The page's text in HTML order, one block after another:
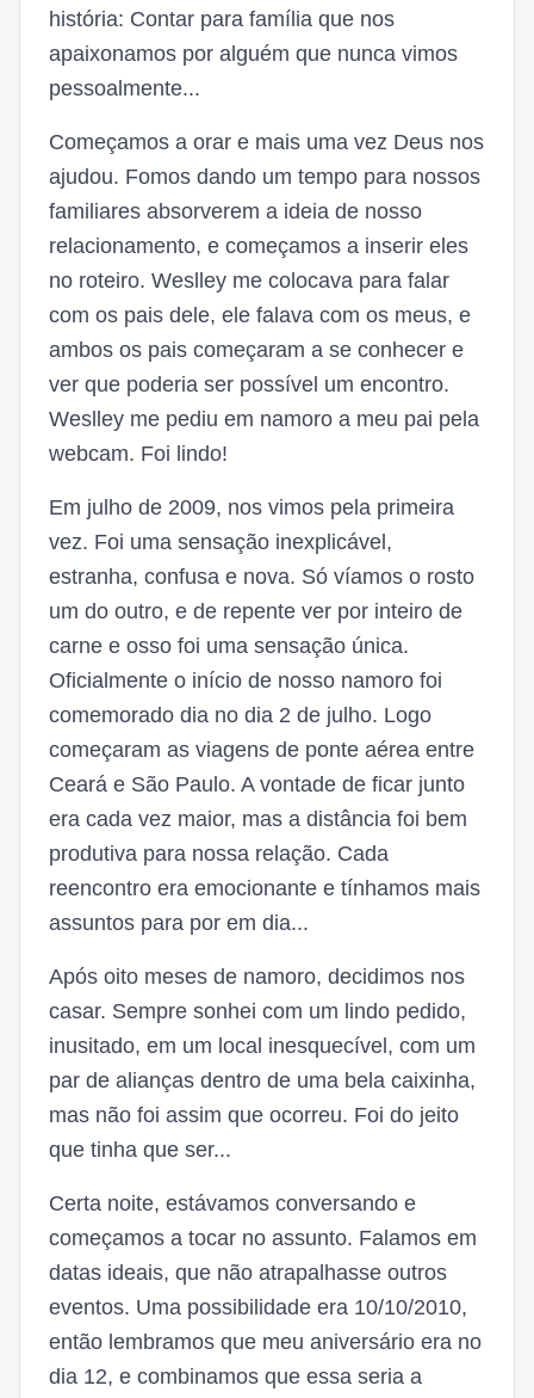
história: Contar para família que nos
apaixonamos por alguém que nunca vimos
pessoalmente...
Começamos a orar e mais uma vez Deus nos
ajudou. Fomos dando um tempo para nossos
familiares absorverem a ideia de nosso
relacionamento, e começamos a inserir eles
no roteiro. Weslley me colocava para falar
com os pais dele, ele falava com os meus, e
ambos os pais começaram a se conhecer e
ver que poderia ser possível um encontro.
Weslley me pediu em namoro a meu pai pela
webcam. Foi lindo!
Em julho de 2009, nos vimos pela primeira
vez. Foi uma sensação inexplicável,
estranha, confusa e nova. Só víamos o rosto
um do outro, e de repente ver por inteiro de
carne e osso foi uma sensação única.
Oficialmente o início de nosso namoro foi
comemorado dia no dia 2 de julho. Logo
começaram as viagens de ponte aérea entre
Ceará e São Paulo. A vontade de ficar junto
era cada vez maior, mas a distância foi bem
produtiva para nossa relação. Cada
reencontro era emocionante e tínhamos mais
assuntos para por em dia...
Após oito meses de namoro, decidimos nos
casar. Sempre sonhei com um lindo pedido,
inusitado, em um local inesquecível, com um
par de alianças dentro de uma bela caixinha,
mas não foi assim que ocorreu. Foi do jeito
que tinha que ser...
Certa noite, estávamos conversando e
começamos a tocar no assunto. Falamos em
datas ideais, que não atrapalhasse outros
eventos. Uma possibilidade era 10/10/2010,
então lembramos que meu aniversário era no
dia 12, e combinamos que essa seria a